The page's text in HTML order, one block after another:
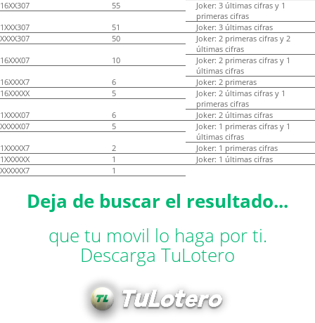
16XX307
55
Joker: 3 últimas cifras y 1
primeras cifras
1XXX307
51
Joker: 3 últimas cifras
XXXX307
50
Joker: 2 primeras cifras y 2
últimas cifras
16XXX07
10
Joker: 2 primeras cifras y 1
últimas cifras
16XXXX7
6
Joker: 2 primeras
16XXXXX
5
Joker: 2 últimas cifras y 1
primeras cifras
1XXXX07
6
Joker: 2 últimas cifras
XXXXX07
5
Joker: 1 primeras cifras y 1
últimas cifras
1XXXXX7
2
Joker: 1 primeras cifras
1XXXXXX
1
Joker: 1 últimas cifras
XXXXXX7
1
Deja de buscar el resultado...
que tu movil lo haga por ti.
Descarga TuLotero